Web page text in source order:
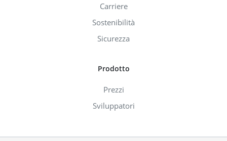
Carriere
Sostenibilità
Sicurezza
Prodotto
Prezzi
Sviluppatori